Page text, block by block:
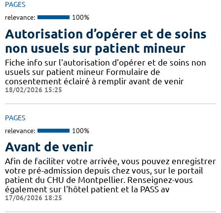
PAGES
relevance: 100%
Autorisation d’opérer et de soins
non usuels sur patient mineur
Fiche info sur l'autorisation d’opérer et de soins non
usuels sur patient mineur Formulaire de
consentement éclairé à remplir avant de venir
18/02/2026 15:25
PAGES
relevance: 100%
Avant de venir
Afin de faciliter votre arrivée, vous pouvez enregistrer
votre pré-admission depuis chez vous, sur le portail
patient du CHU de Montpellier. Renseignez-vous
également sur l'hôtel patient et la PASS av
17/06/2026 18:25